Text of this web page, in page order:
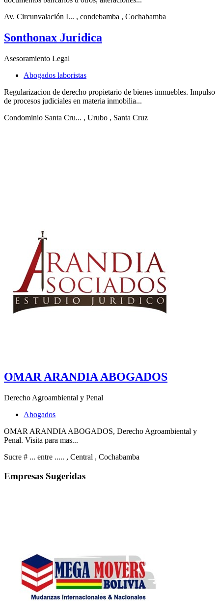
Av. Circunvalación I... , condebamba , Cochabamba
Sonthonax Juridica
Asesoramiento Legal
Abogados laboristas
Regularizacion de derecho propietario de bienes inmuebles. Impulso
de procesos judiciales en materia inmobilia...
Condominio Santa Cru... , Urubo , Santa Cruz
OMAR ARANDIA ABOGADOS
Derecho Agroambiental y Penal
Abogados
OMAR ARANDIA ABOGADOS, Derecho Agroambiental y
Penal. Visita para mas...
Sucre # ... entre ..... , Central , Cochabamba
Empresas Sugeridas